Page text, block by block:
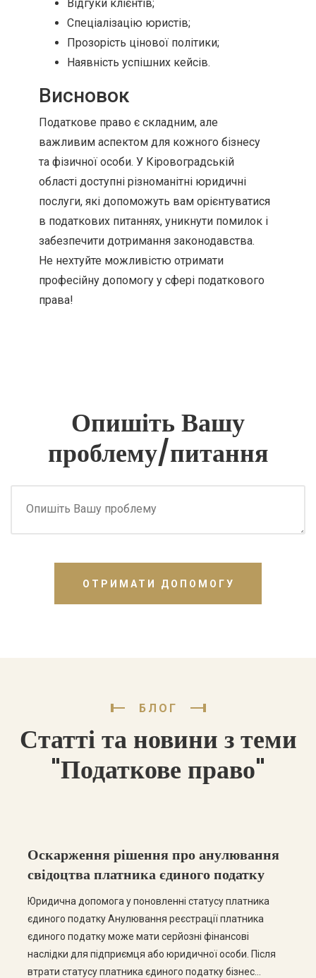
Відгуки клієнтів;
Спеціалізацію юристів;
Прозорість цінової політики;
Наявність успішних кейсів.
Висновок
Податкове право є складним, але
важливим аспектом для кожного бізнесу
та фізичної особи. У Кіровоградській
області доступні різноманітні юридичні
послуги, які допоможуть вам орієнтуватися
в податкових питаннях, уникнути помилок і
забезпечити дотримання законодавства.
Не нехтуйте можливістю отримати
професійну допомогу у сфері податкового
права!
Опишіть Вашу
проблему/питання
ОТРИМАТИ ДОПОМОГУ
БЛОГ
Статті та новини з теми
"Податкове право"
Оскарження рішення про анулювання
свідоцтва платника єдиного податку
Юридична допомога у поновленні статусу платника
єдиного податку Анулювання реєстрації платника
єдиного податку може мати серйозні фінансові
наслідки для підприємця або юридичної особи. Після
втрати статусу платника єдиного податку бізнес